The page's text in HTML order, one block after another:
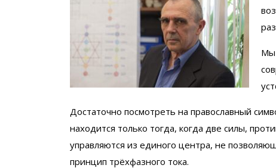
Мы
Достаточно посмотреть на православный
находится только тогда, когда две силы,
управляются из единого центра, не
принцип трёхфазного тока.